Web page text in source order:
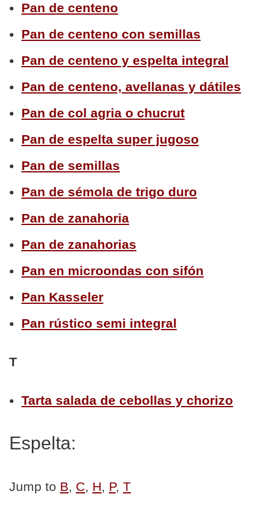
Pan de centeno
Pan de centeno con semillas
Pan de centeno y espelta integral
Pan de centeno, avellanas y dátiles
Pan de col agria o chucrut
Pan de espelta super jugoso
Pan de semillas
Pan de sémola de trigo duro
Pan de zanahoria
Pan de zanahorias
Pan en microondas con sifón
Pan Kasseler
Pan rústico semi integral
T
Tarta salada de cebollas y chorizo
Espelta:
Jump to B, C, H, P, T